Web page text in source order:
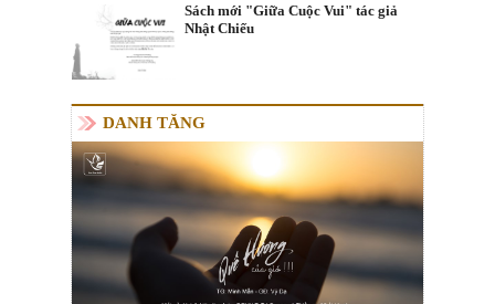
Sách mới "Giữa Cuộc Vui" tác giả
Nhật Chiếu
DANH TĂNG